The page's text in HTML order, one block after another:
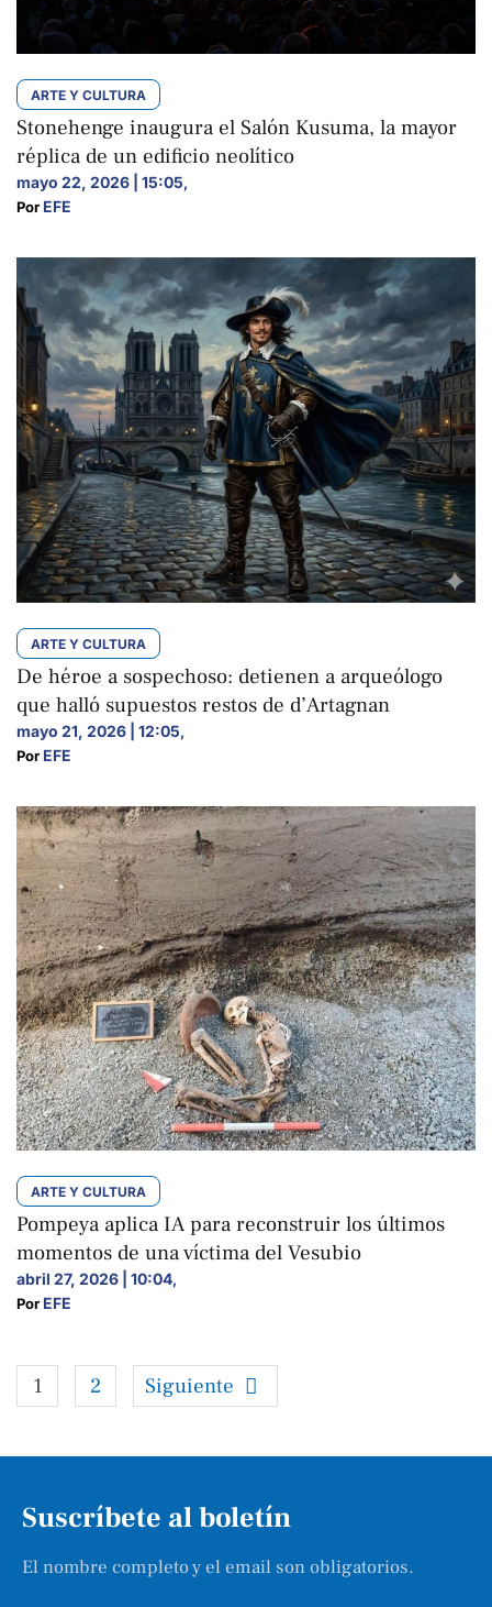
ARTE Y CULTURA
Stonehenge inaugura el Salón Kusuma, la mayor
réplica de un edificio neolítico
mayo 22, 2026 | 15:05,
Por EFE
ARTE Y CULTURA
De héroe a sospechoso: detienen a arqueólogo
que halló supuestos restos de d’Artagnan
mayo 21, 2026 | 12:05,
Por EFE
ARTE Y CULTURA
Pompeya aplica IA para reconstruir los últimos
momentos de una víctima del Vesubio
abril 27, 2026 | 10:04,
Por EFE
1 2 Siguiente
Suscríbete al boletín
El nombre completo y el email son obligatorios.